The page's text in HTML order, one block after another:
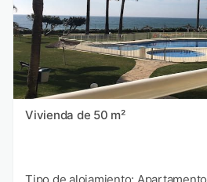
Vivienda de 50 m²